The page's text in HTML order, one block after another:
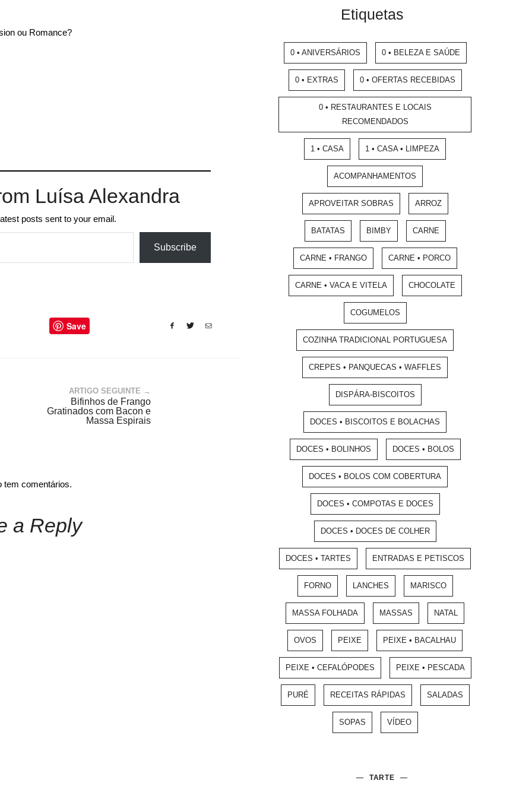
ou Romance?
Luísa Alexandra
posts sent to your email.
Subscribe
Save
ARTIGO SEGUINTE →
Bifinhos de Frango
Gratinados com Bacon e
Massa Espirais
tem comentários.
a Reply
Etiquetas
0 • ANIVERSÁRIOS 0 • BELEZA E SAÚDE
0 • EXTRAS 0 • OFERTAS RECEBIDAS
0 • RESTAURANTES E LOCAIS
RECOMENDADOS
1 • CASA 1 • CASA • LIMPEZA
ACOMPANHAMENTOS
APROVEITAR SOBRAS ARROZ
BATATAS BIMBY CARNE
CARNE • FRANGO CARNE • PORCO
CARNE • VACA E VITELA CHOCOLATE
COGUMELOS
COZINHA TRADICIONAL PORTUGUESA
CREPES • PANQUECAS • WAFFLES
DISPÁRA-BISCOITOS
DOCES • BISCOITOS E BOLACHAS
DOCES • BOLINHOS DOCES • BOLOS
DOCES • BOLOS COM COBERTURA
DOCES • COMPOTAS E DOCES
DOCES • DOCES DE COLHER
DOCES • TARTES ENTRADAS E PETISCOS
FORNO LANCHES MARISCO
MASSA FOLHADA MASSAS NATAL
OVOS PEIXE PEIXE • BACALHAU
PEIXE • CEFALÓPODES PEIXE • PESCADA
PURÉ RECEITAS RÁPIDAS SALADAS
SOPAS VÍDEO
TARTE